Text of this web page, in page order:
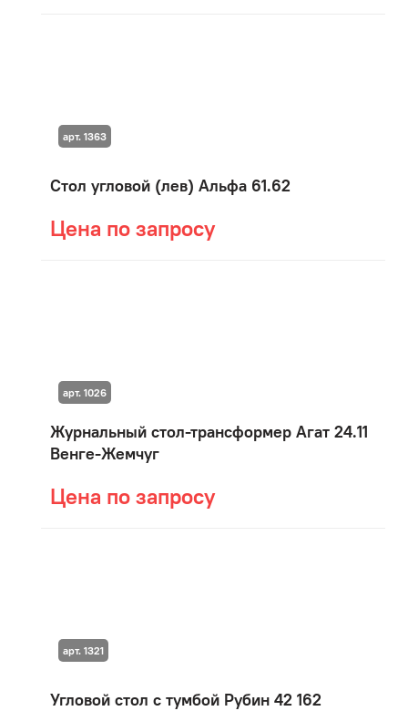
Стол угловой (лев) Альфа 61.62
Цена по запросу
арт. 1363
Журнальный стол-трансформер Агат 24.11
Венге-Жемчуг
Цена по запросу
арт. 1026
Угловой стол с тумбой Рубин 42 162
арт. 1321